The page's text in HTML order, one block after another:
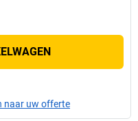
naar uw offerte